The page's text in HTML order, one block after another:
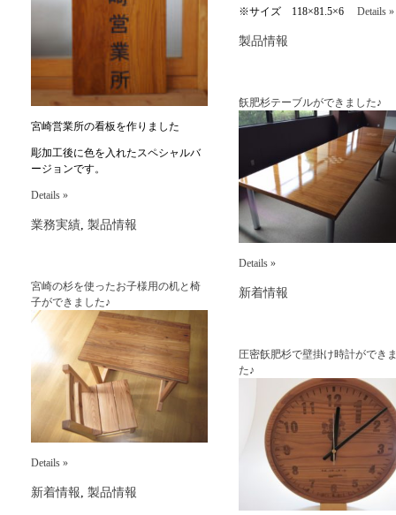
宮崎営業所の看板を作りました
彫加工後に色を入れたスペシャルバ
ージョンです。
Details »
業務実績, 製品情報
※サイズ 118×81.5×6 Details »
製品情報
飫肥杉テーブルができました♪
Details »
新着情報
宮崎の杉を使ったお子様用の机と椅
子ができました♪
Details »
新着情報, 製品情報
圧密飫肥杉で壁掛け時計ができ
た♪